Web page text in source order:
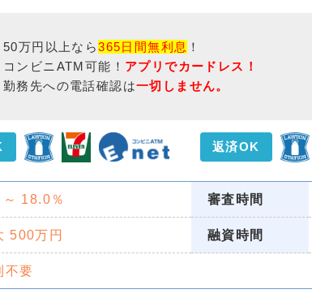
50万円以上なら365日間無利息 ！
コンビニATM可能！ アプリでカードレス！
勤務先への電話確認は一切しません。
返済OK
18.0％ 審査時間
500万円 融資時間
不要